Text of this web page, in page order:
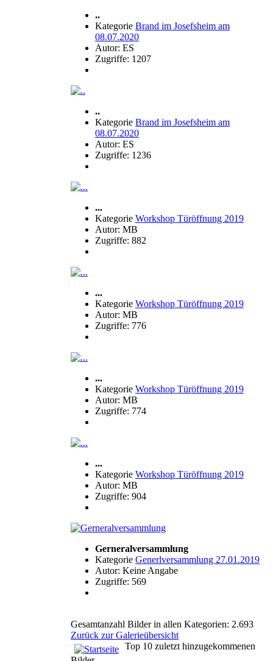
..
Kategorie Brand im Josefsheim am
08.07.2020
Autor: ES
Zugriffe: 1207
..
Kategorie Brand im Josefsheim am
08.07.2020
Autor: ES
Zugriffe: 1236
...
Kategorie Workshop Türöffnung 2019
Autor: MB
Zugriffe: 882
...
Kategorie Workshop Türöffnung 2019
Autor: MB
Zugriffe: 776
...
Kategorie Workshop Türöffnung 2019
Autor: MB
Zugriffe: 774
...
Kategorie Workshop Türöffnung 2019
Autor: MB
Zugriffe: 904
Gerneralversammlung
Kategorie Generlversammlung 27.01.2019
Autor: Keine Angabe
Zugriffe: 569
Gesamtanzahl Bilder in allen Kategorien: 2.693
Zurück zur Galerieübersicht
Top 10 zuletzt hinzugekommenen